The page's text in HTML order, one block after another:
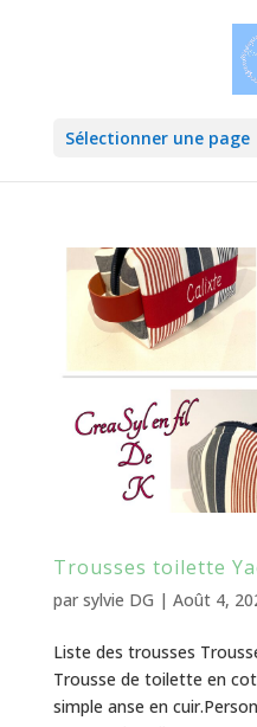
Sélectionner une page
Trousses toilette
par sylvie DG | Août 4,
Liste des trousses
Trousse de toilette en
simple anse en